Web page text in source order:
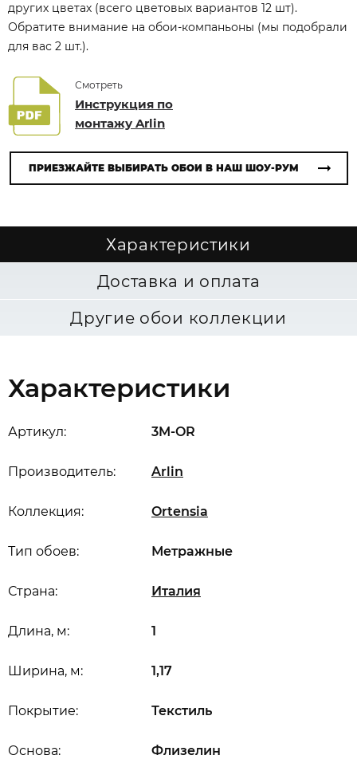
других цветах (всего цветовых вариантов 12 шт).
Обратите внимание на обои-компаньоны (мы подобрали
для вас 2 шт.).
Смотреть
Инструкция по
монтажу Arlin
ПРИЕЗЖАЙТЕ ВЫБИРАТЬ ОБОИ В НАШ ШОУ-РУМ
Характеристики
Доставка и оплата
Другие обои коллекции
Характеристики
Артикул: 3M-OR
Производитель: Arlin
Коллекция: Ortensia
Длина, м: 1
Ширина, м: 1,17
Основа: Флизелин
Покрытие: Текстиль
Страна: Италия
Тип обоев: Метражные